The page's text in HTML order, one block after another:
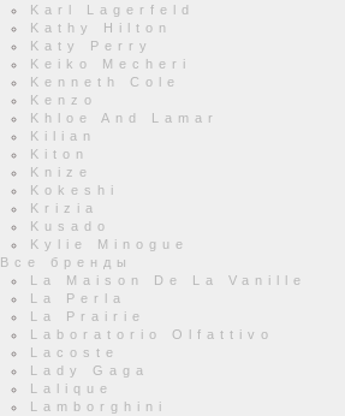
Karl Lagerfeld
Kathy Hilton
Katy Perry
Keiko Mecheri
Kenneth Cole
Kenzo
Khloe And Lamar
Kilian
Kiton
Knize
Kokeshi
Krizia
Kusado
Kylie Minogue
Все бренды
La Maison De La Vanille
La Perla
La Prairie
Laboratorio Olfattivo
Lacoste
Lady Gaga
Lalique
Lamborghini